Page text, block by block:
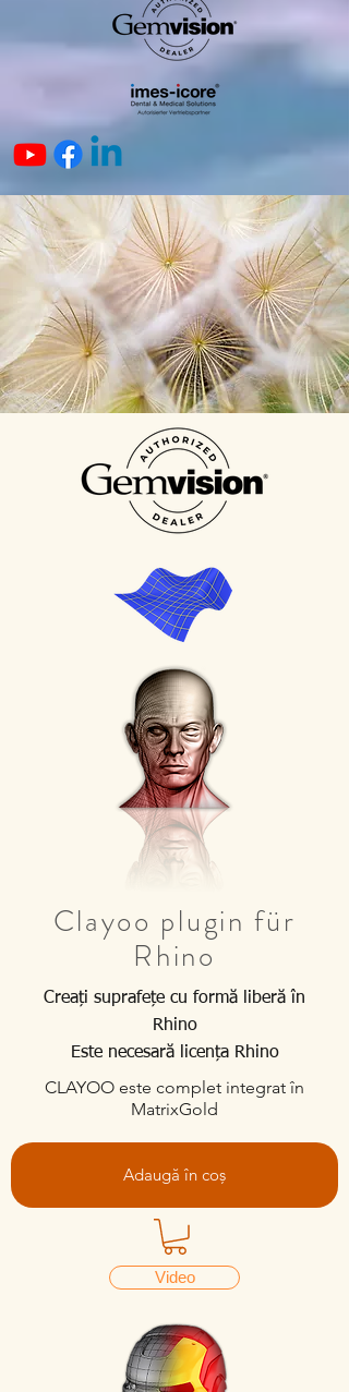
Clayoo plugin für
Rhino
Creați suprafețe cu formă liberă în
Rhino
Este necesară licența Rhino
CLAYOO este complet integrat în
MatrixGold
Adaugă în coș
Video